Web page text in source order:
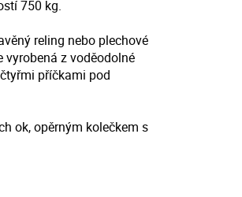
750 kg.
reling nebo plechové
z voděodolné
příčkami pod
ok, opěrným kolečkem s